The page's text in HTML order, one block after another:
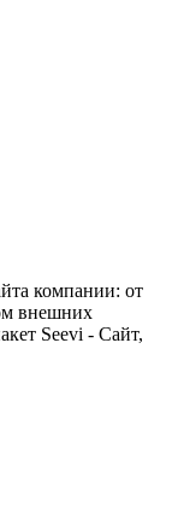
компании: от
внешних
Seevi - Сайт,